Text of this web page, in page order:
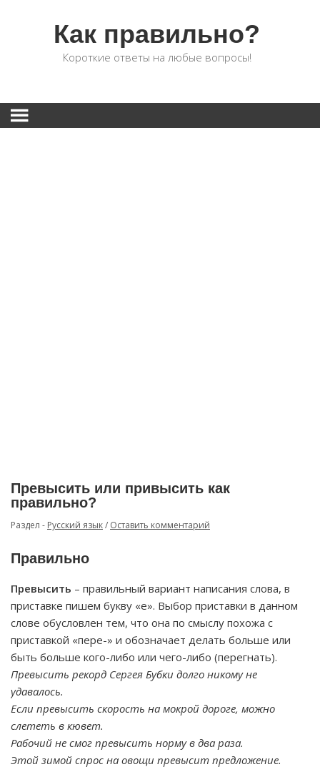
Как правильно?
Короткие ответы на любые вопросы!
Превысить или привысить как
правильно?
Раздел - Русский язык/ Оставить комментарий
Правильно
Превысить – правильный вариант написания слова, в
приставке пишем букву «е». Выбор приставки в данном
слове обусловлен тем, что она по смыслу похожа с
приставкой «пере-» и обозначает делать больше или
быть больше кого-либо или чего-либо (перегнать).
Превысить рекорд Сергея Бубки долго никому не
удавалось.
Если превысить скорость на мокрой дороге, можно
слететь в кювет.
Рабочий не смог превысить норму в два раза.
Этой зимой спрос на овощи превысит предложение.